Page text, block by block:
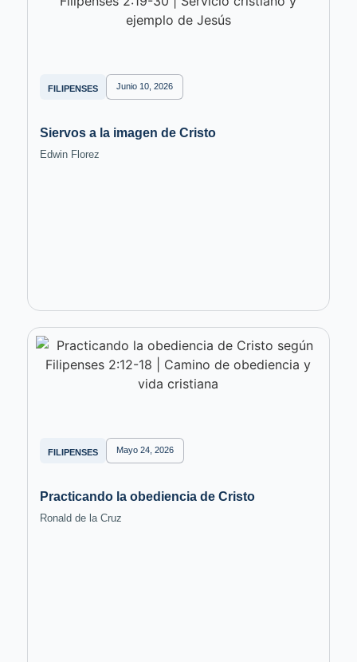
FILIPENSES Junio 10, 2026
Siervos a la imagen de Cristo
Edwin Florez
FILIPENSES Mayo 24, 2026
Practicando la obediencia de Cristo
Ronald de la Cruz